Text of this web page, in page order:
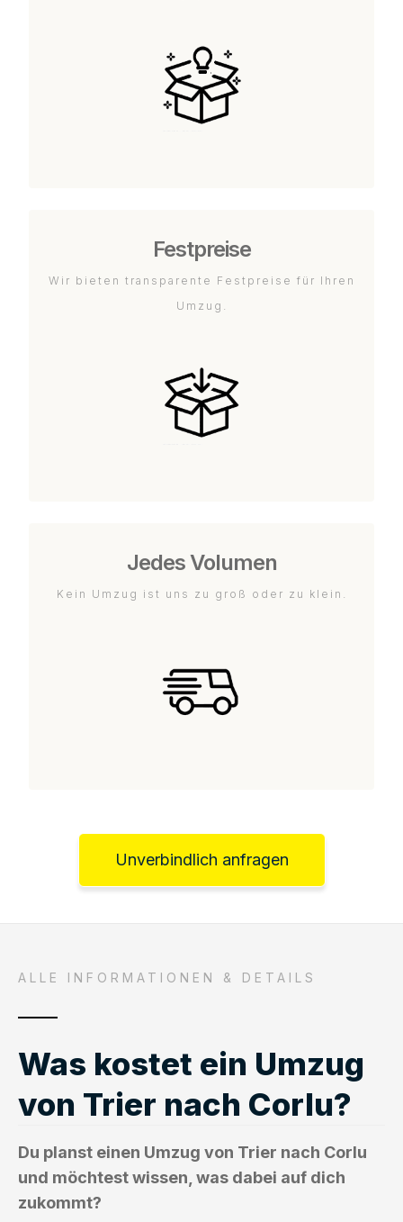
Festpreise
Wir bieten transparente Festpreise für Ihren
Umzug.
Jedes Volumen
Kein Umzug ist uns zu groß oder zu klein.
Unverbindlich anfragen
ALLE INFORMATIONEN & DETAILS
Was kostet ein Umzug
von Trier nach Corlu?
Du planst einen Umzug von Trier nach Corlu
und möchtest wissen, was dabei auf dich
zukommt?